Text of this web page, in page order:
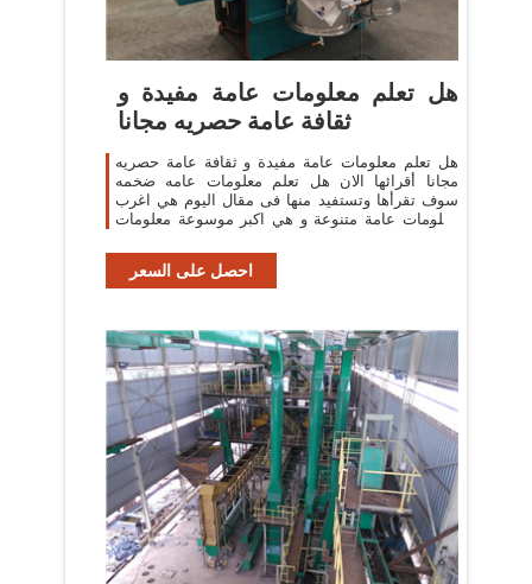
هل تعلم معلومات عامة مفيدة و
ثقافة عامة حصريه مجانا
هل تعلم معلومات عامة مفيدة و ثقافة عامة حصريه
مجانا أقرائها الان هل تعلم معلومات عامه ضخمه
سوف تقرأها وتستفيد منها فى مقال اليوم هي اغرب
معلومات عامة متنوعة و هي اكبر موسوعة معلومات
احصل على السعر